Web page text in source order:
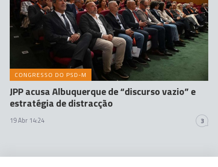
CONGRESSO DO PSD-M
JPP acusa Albuquerque de “discurso vazio” e
estratégia de distracção
19 Abr 14:24 3